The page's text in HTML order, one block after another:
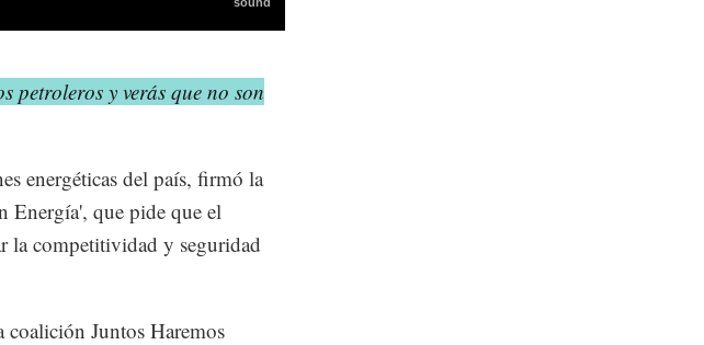
petroleros y verás que no son
energéticas del país, firmó la
Energía', que pide que el
la competitividad y seguridad
coalición Juntos Haremos